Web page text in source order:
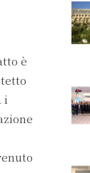
è
i